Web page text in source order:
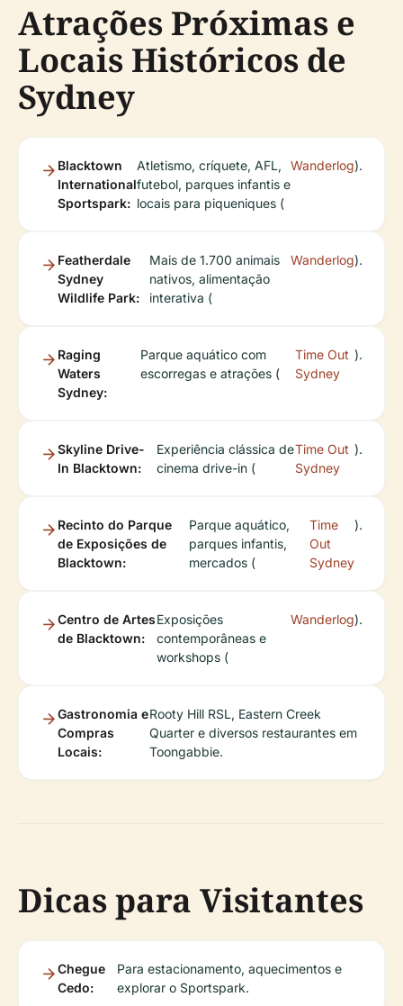
Atrações Próximas e
Locais Históricos de
Sydney
Blacktown
International
Sportspark:
Atletismo, críquete, AFL,
futebol, parques infantis e
locais para piqueniques (
Wanderlog).
Featherdale
Sydney
Wildlife Park:
Mais de 1.700 animais
nativos, alimentação
interativa (
Wanderlog).
Raging
Waters
Sydney:
Parque aquático com
escorregas e atrações (
Time Out
Sydney
).
Skyline Drive-
In Blacktown:
Experiência clássica de
cinema drive-in (
Time Out
Sydney
).
Recinto do Parque
de Exposições de
Blacktown:
Parque aquático,
parques infantis,
mercados (
Time
Out
Sydney
).
Centro de Artes
de Blacktown:
Exposições
contemporâneas e
workshops (
Wanderlog).
Gastronomia e
Compras
Locais:
Rooty Hill RSL, Eastern Creek
Quarter e diversos restaurantes em
Toongabbie.
Dicas para Visitantes
Chegue
Cedo:
Para estacionamento, aquecimentos e
explorar o Sportspark.